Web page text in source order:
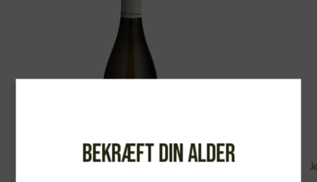
Bekræft din alder